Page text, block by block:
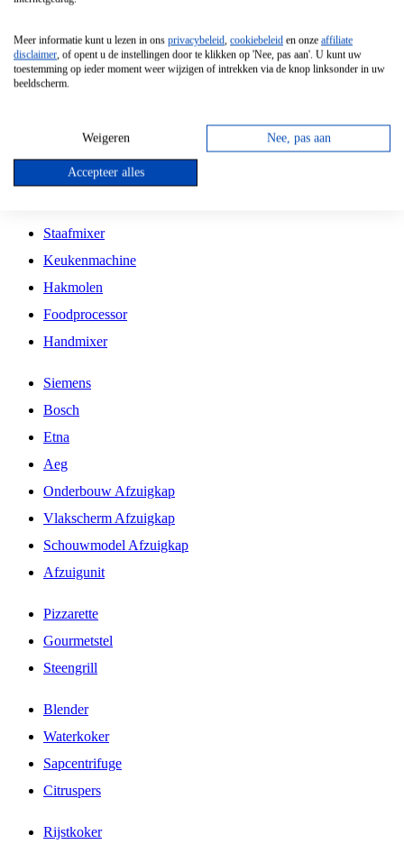
Vrijstaande Magnetron
Vrijstaande Kookplaat
Inbouw Gaskookplaat
Inbouw Keramische Kookplaat
Kookplaat Accessoires
Staafmixer
Keukenmachine
Hakmolen
Foodprocessor
Handmixer
Siemens
Bosch
Etna
Aeg
Onderbouw Afzuigkap
Vlakscherm Afzuigkap
Schouwmodel Afzuigkap
Afzuigunit
Pizzarette
Gourmetstel
Steengrill
Blender
Waterkoker
Sapcentrifuge
Citruspers
Rijstkoker
Meer informatie kunt u lezen in ons privacybeleid, cookiebeleid en onze affiliate
disclaimer, of opent u de instellingen door te klikken op 'Nee, pas aan'. U kunt uw
toestemming op ieder moment weer wijzigen of intrekken via de knop linksonder in uw
beeldscherm.
Weigeren Nee, pas aan
Accepteer alles